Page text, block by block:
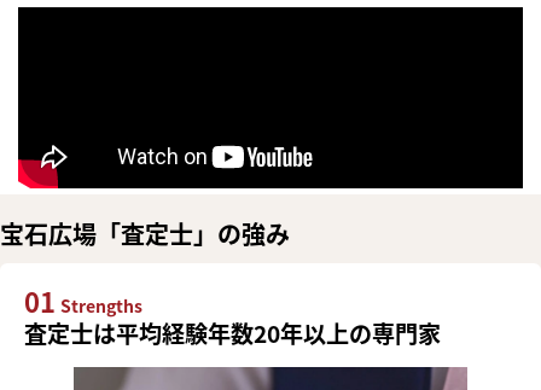
宝石広場「査定士」の強み
01 Strengths
査定士は平均経験年数20年以上の専門家